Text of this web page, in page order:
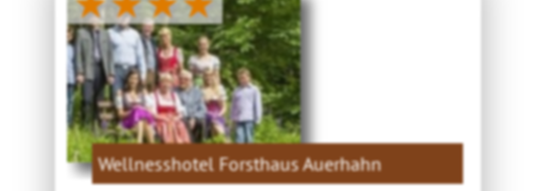
Wellnesshotel Forsthaus Auerhahn